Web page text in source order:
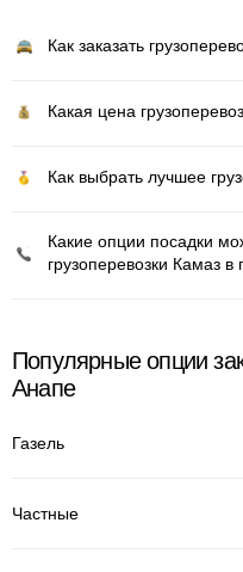
Как заказать
Какая цена
Как выбрать лучшее
Какие опции посадки
грузоперевозки Камаз
Популярные опции
Анапе
Газель
Частные